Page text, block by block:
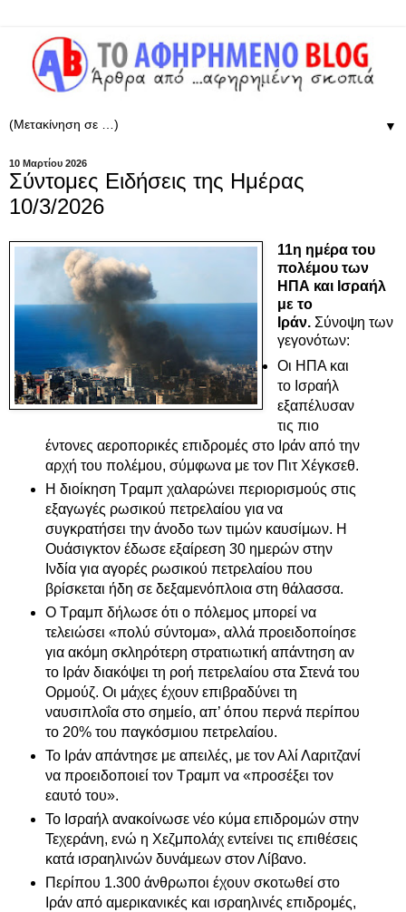
▼
10 Μαρτίου 2026
Σύντομες Ειδήσεις της Ημέρας
10/3/2026
11η ημέρα του
πολέμου των
ΗΠΑ και Ισραήλ
με το
Ιράν.Σύνοψη των
γεγονότων:
Οι ΗΠΑ και
το Ισραήλ
εξαπέλυσαν
τις πιο
έντονες αεροπορικές επιδρομές στο Ιράν από την
αρχή του πολέμου, σύμφωνα με τον Πιτ Χέγκσεθ.
Η διοίκηση Τραμπ χαλαρώνει περιορισμούς στις
εξαγωγές ρωσικού πετρελαίου για να
συγκρατήσει την άνοδο των τιμών καυσίμων. Η
Ουάσιγκτον έδωσε εξαίρεση 30 ημερών στην
Ινδία για αγορές ρωσικού πετρελαίου που
βρίσκεται ήδη σε δεξαμενόπλοια στη θάλασσα.
Ο Τραμπ δήλωσε ότι ο πόλεμος μπορεί να
τελειώσει «πολύ σύντομα», αλλά προειδοποίησε
για ακόμη σκληρότερη στρατιωτική απάντηση αν
το Ιράν διακόψει τη ροή πετρελαίου στα Στενά του
Ορμούζ. Οι μάχες έχουν επιβραδύνει τη
ναυσιπλοΐα στο σημείο, απ’ όπου περνά περίπου
το 20% του παγκόσμιου πετρελαίου.
Το Ιράν απάντησε με απειλές, με τον Αλί Λαριτζανί
να προειδοποιεί τον Τραμπ να «προσέξει τον
εαυτό του».
Το Ισραήλ ανακοίνωσε νέο κύμα επιδρομών στην
Τεχεράνη, ενώ η Χεζμπολάχ εντείνει τις επιθέσεις
κατά ισραηλινών δυνάμεων στον Λίβανο.
Περίπου 1.300 άνθρωποι έχουν σκοτωθεί στο
Ιράν από αμερικανικές και ισραηλινές επιδρομές,